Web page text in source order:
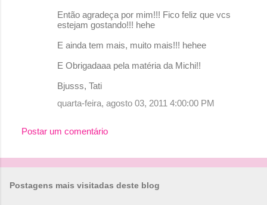
Então agradeça por mim!!! Fico feliz que vcs
estejam gostando!!! hehe
E ainda tem mais, muito mais!!! hehee
E Obrigadaaa pela matéria da Michi!!
Bjusss, Tati
quarta-feira, agosto 03, 2011 4:00:00 PM
Postar um comentário
Postagens mais visitadas deste blog